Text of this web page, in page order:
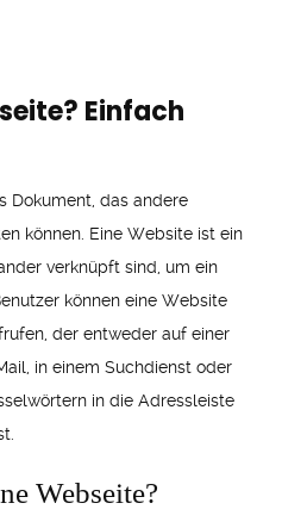
Einfach
Dokument, das andere
können. Eine Website ist ein
verknüpft sind, um ein
können eine Website
der entweder auf einer
in einem Suchdienst oder
in die Adressleiste
Webseite?